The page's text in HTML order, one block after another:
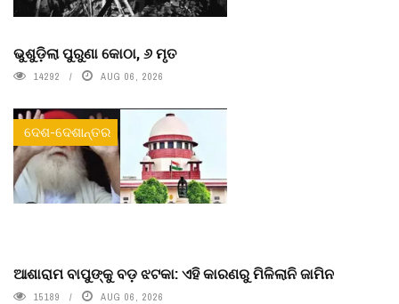
ଭୁଶୁଡ଼ିଲା ପୁରୁଣା କୋଠା, ୬ ମୃତ
14292 AUG 06, 2026
ଦେଶ-ଦେଶାନ୍ତର
ଆଶାରାମ ବାପୁଙ୍କୁ ବଡ଼ ଝଟକା: ଏହି କାରଣରୁ ମିଳିଲାନି ଜାମିନ
15189 AUG 06, 2026